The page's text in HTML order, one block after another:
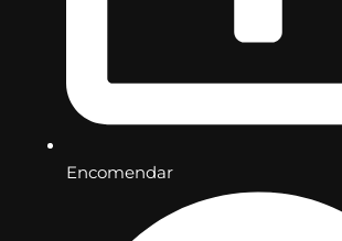
Encomendar